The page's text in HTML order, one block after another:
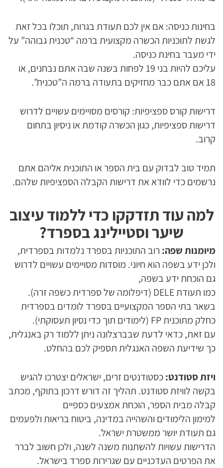
בחינות כניסה: אם אין לכם תעודת בגרות, תוכלו בכל זאת
לגשת לתוכניות הכשרה מקצועית ברמה “טכנית גבוהה” על
ידי מעבר בחינת כניסה.
עליכם להיות בני 19 לפחות בשנה שבה אתם נבחנים, או
18 אם אתם כבר מחזיקים בתעודה ברמה ה”טכנית”.
דרישות קורס ספציפיות: קורסים מסויימים עשויים לדרוש
דרישות ספציפיות, כגון הכשרה קודמת או ניסיון בתחום
קרוב.
תמיד טוב לבדוק עם בית הספר או התוכנית אליהם אתם
נרשמים כדי לוודא את דרישות הקבלה הספציפיות שלהם.
למה עוד תזדקקו כדי ללמוד עיצוב
שיער וסטיילינג בספרד?
מיומנות שפה: רוב התוכניות בספרד נלמדות בספרדית,
ולכן ידע בשפה הוא חיוני. מוסדות מסויימים עשויים לדרוש
גם הוכחת ידע בשפה,
כמו תעודת DELE (דיפלומה של ספרדית כשפה זרה).
בשאר בתי הספר המקצועיים בספרד לומדים בספרדית
כחלק מתוכנית FP (לימודים תוך כדי נסיון תעסוקתי).
עם זאת, כדאי לדעת שבברצלונה ניתן ללמוד רק באנגלית,
כך שידיעת השפה האנגלית תספיק לכם בהחלט.
ויזת סטודנט:כסטודנטים זרים, ישראלים יצטרכו להגיש
בקשה לוויזת סטודנט. תהליך זה דורש דרכון בתוקף, מכתב
קבלה מבית הספר, הוכחת אמצעים כספיים
למימון הלימודים והשהייה במדינה, ביטוח בריאות ולפעמים
גם תעודת יושר ממשטרת ישראל.
הדרישות עשויות להשתנות משנה לשנה, ולכן חשוב לברר
את הפרטים העדכניים עם שגרירות ספרד בישראל.